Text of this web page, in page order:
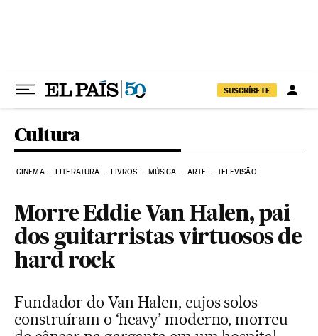
SUSCRÍBETE
Cultura
CINEMA LITERATURA LIVROS MÚSICA ARTE TELEVISÃO
Morre Eddie Van Halen, pai
dos guitarristas virtuosos de
hard rock
Fundador do Van Halen, cujos solos
construíram o ‘heavy’ moderno, morreu